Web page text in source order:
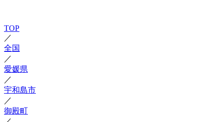
TOP
／
全国
／
愛媛県
／
宇和島市
／
御殿町